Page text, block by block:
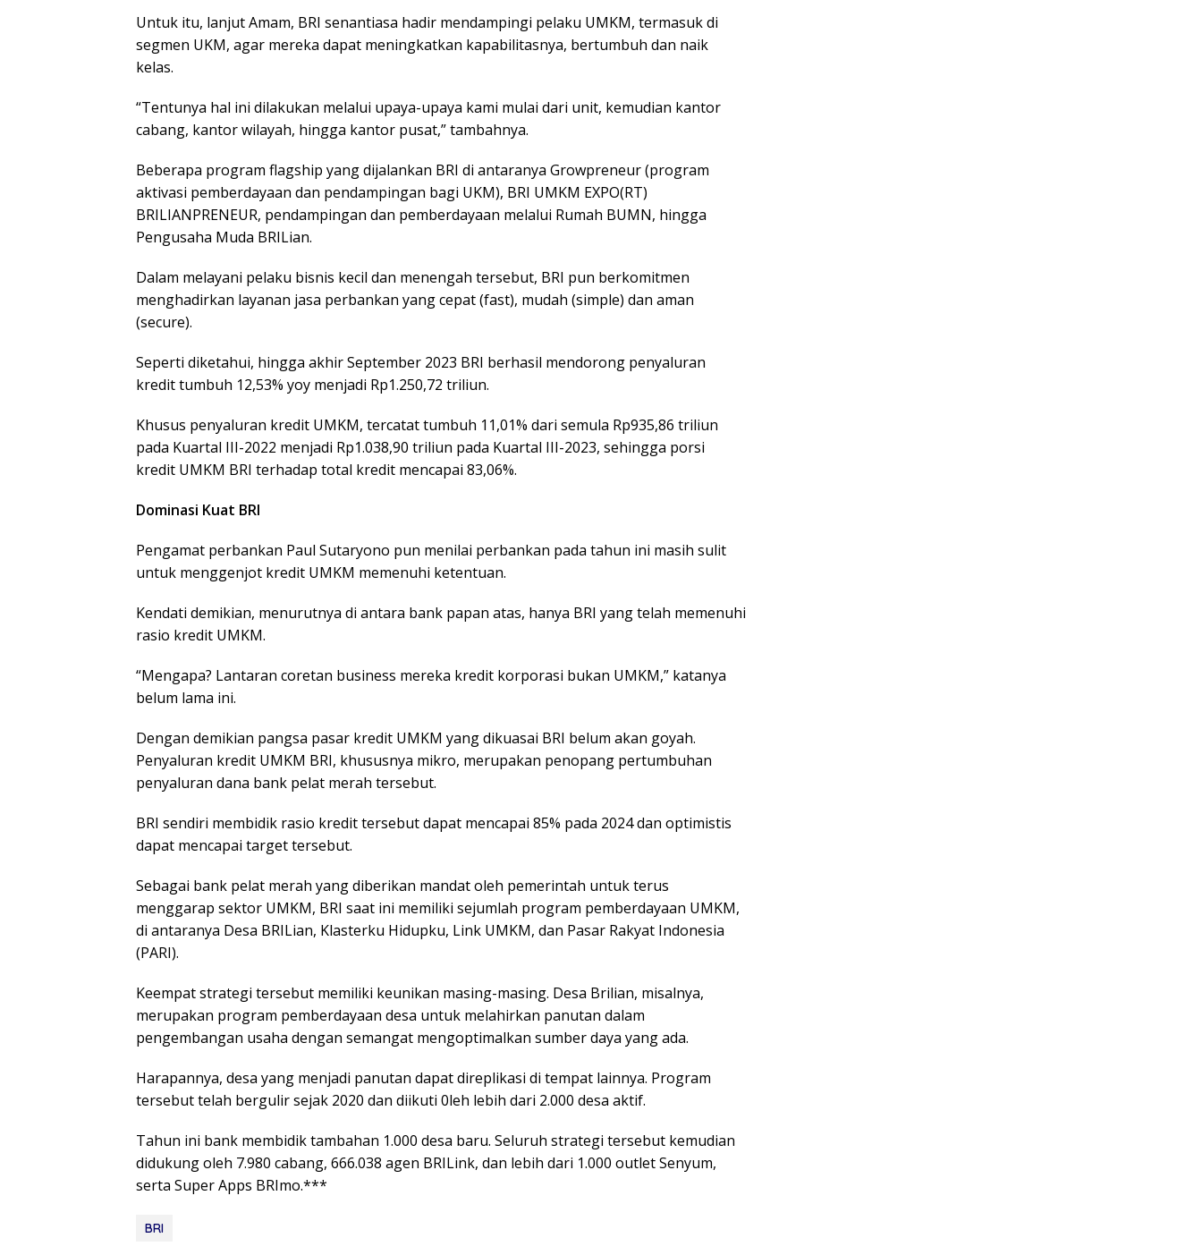
Untuk itu, lanjut Amam, BRI senantiasa hadir mendampingi pelaku UMKM, termasuk di
segmen UKM, agar mereka dapat meningkatkan kapabilitasnya, bertumbuh dan naik
kelas.
“Tentunya hal ini dilakukan melalui upaya-upaya kami mulai dari unit, kemudian kantor
cabang, kantor wilayah, hingga kantor pusat,” tambahnya.
Beberapa program flagship yang dijalankan BRI di antaranya Growpreneur (program
aktivasi pemberdayaan dan pendampingan bagi UKM), BRI UMKM EXPO(RT)
BRILIANPRENEUR, pendampingan dan pemberdayaan melalui Rumah BUMN, hingga
Pengusaha Muda BRILian.
Dalam melayani pelaku bisnis kecil dan menengah tersebut, BRI pun berkomitmen
menghadirkan layanan jasa perbankan yang cepat (fast), mudah (simple) dan aman
(secure).
Seperti diketahui, hingga akhir September 2023 BRI berhasil mendorong penyaluran
kredit tumbuh 12,53% yoy menjadi Rp1.250,72 triliun.
Khusus penyaluran kredit UMKM, tercatat tumbuh 11,01% dari semula Rp935,86 triliun
pada Kuartal III-2022 menjadi Rp1.038,90 triliun pada Kuartal III-2023, sehingga porsi
kredit UMKM BRI terhadap total kredit mencapai 83,06%.
Dominasi Kuat BRI
Pengamat perbankan Paul Sutaryono pun menilai perbankan pada tahun ini masih sulit
untuk menggenjot kredit UMKM memenuhi ketentuan.
Kendati demikian, menurutnya di antara bank papan atas, hanya BRI yang telah memenuhi
rasio kredit UMKM.
“Mengapa? Lantaran coretan business mereka kredit korporasi bukan UMKM,” katanya
belum lama ini.
Dengan demikian pangsa pasar kredit UMKM yang dikuasai BRI belum akan goyah.
Penyaluran kredit UMKM BRI, khususnya mikro, merupakan penopang pertumbuhan
penyaluran dana bank pelat merah tersebut.
BRI sendiri membidik rasio kredit tersebut dapat mencapai 85% pada 2024 dan optimistis
dapat mencapai target tersebut.
Sebagai bank pelat merah yang diberikan mandat oleh pemerintah untuk terus
menggarap sektor UMKM, BRI saat ini memiliki sejumlah program pemberdayaan UMKM,
di antaranya Desa BRILian, Klasterku Hidupku, Link UMKM, dan Pasar Rakyat Indonesia
(PARI).
Keempat strategi tersebut memiliki keunikan masing-masing. Desa Brilian, misalnya,
merupakan program pemberdayaan desa untuk melahirkan panutan dalam
pengembangan usaha dengan semangat mengoptimalkan sumber daya yang ada.
Harapannya, desa yang menjadi panutan dapat direplikasi di tempat lainnya. Program
tersebut telah bergulir sejak 2020 dan diikuti 0leh lebih dari 2.000 desa aktif.
Tahun ini bank membidik tambahan 1.000 desa baru. Seluruh strategi tersebut kemudian
didukung oleh 7.980 cabang, 666.038 agen BRILink, dan lebih dari 1.000 outlet Senyum,
serta Super Apps BRImo.***
BRI